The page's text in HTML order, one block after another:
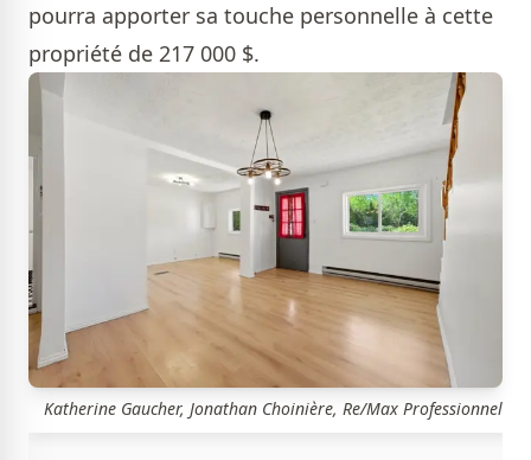
pourra apporter sa touche personnelle à cette
propriété de 217 000 $.
Katherine Gaucher, Jonathan Choinière, Re/Max Professionnel